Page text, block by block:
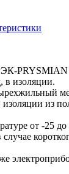
PRYSMIAN
в изоляции.
из
от -25